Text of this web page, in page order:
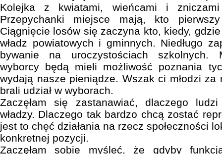
Kolejka z kwiatami, wieńcami i
Przepychanki miejsce mają, kto
Ciągnięcie losów się zaczyna kto, kiedy,
władz powiatowych i gminnych. Niedługo
bywanie na uroczystościach szkolnych.
wyborcy będą mieli możliwość poznania
wydają nasze pieniądze. Wszak ci młodzi
brali udział w wyborach.
Zaczęłam się zastanawiać, dlaczego
władzy. Dlaczego tak bardzo chcą zostać
jest to chęć działania na rzecz społeczności
konkretnej pozycji.
Zaczęłam sobie myśleć, że gdyby